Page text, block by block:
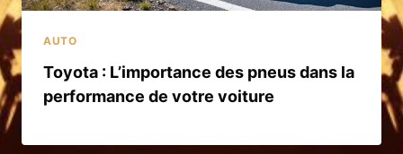
AUTO
Toyota : L’importance des pneus dans la
performance de votre voiture